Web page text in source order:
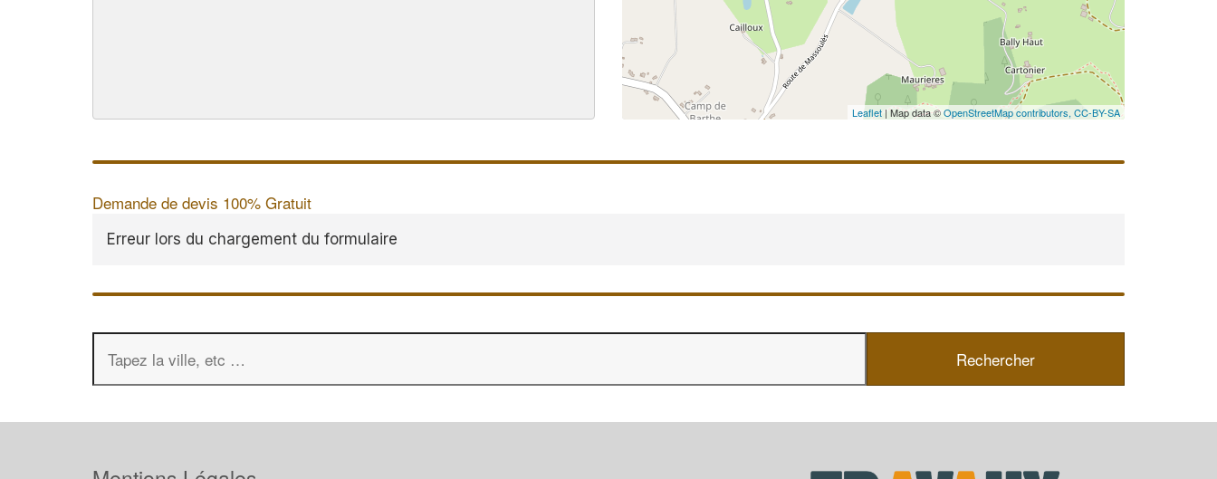
Leaflet | Map data ©OpenStreetMap contributors, CC-BY-SA
Demande de devis 100% Gratuit
Erreur lors du chargement du formulaire